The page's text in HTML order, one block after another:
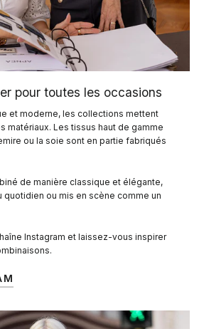
pour toutes les occasions
et moderne, les collections mettent
matériaux. Les tissus haut de gamme
ou la soie sont en partie fabriqués
de manière classique et élégante,
quotidien ou mis en scène comme un
Instagram et laissez-vous inspirer